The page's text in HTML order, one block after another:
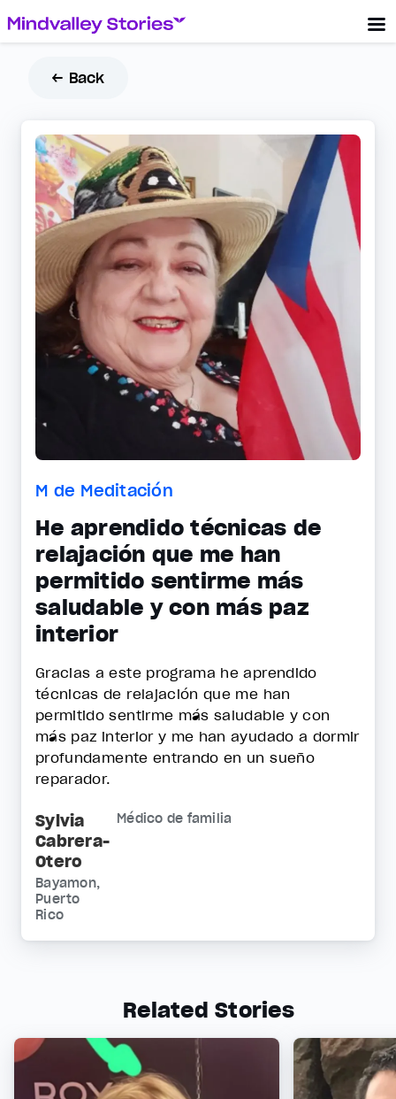
← Back
M de Meditación
He aprendido técnicas de
relajación que me han
permitido sentirme más
saludable y con más paz
interior
Gracias a este programa he aprendido
técnicas de relajación que me han
permitido sentirme más saludable y con
más paz interior y me han ayudado a dormir
profundamente entrando en un sueño
reparador.
Sylvia
Cabrera-
Otero
Médico de familia
Bayamon,
Puerto
Rico
Related Stories